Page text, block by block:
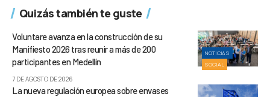
Quizás también te guste
NOTICIAS
SOCIAL
Voluntare avanza en la construcción de su
Manifiesto 2026 tras reunir a más de 200
participantes en Medellín
7 DE AGOSTO DE 2026
La nueva regulación europea sobre envases